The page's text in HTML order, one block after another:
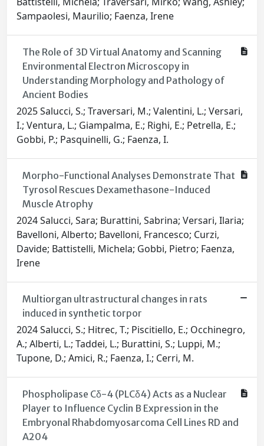
Sampaolesi, Maurilio; Faenza, Irene
The Role of 3D Virtual Anatomy and Scanning
Environmental Electron Microscopy in
Understanding Morphology and Pathology of
Ancient Bodies
2025 Salucci, S.; Traversari, M.; Valentini, L.; Versari,
I.; Ventura, L.; Giampalma, E.; Righi, E.; Petrella, E.;
Gobbi, P.; Pasquinelli, G.; Faenza, I.
Morpho-Functional Analyses Demonstrate That
Tyrosol Rescues Dexamethasone-Induced
Muscle Atrophy
2024 Salucci, Sara; Burattini, Sabrina; Versari, Ilaria;
Bavelloni, Alberto; Bavelloni, Francesco; Curzi,
Davide; Battistelli, Michela; Gobbi, Pietro; Faenza,
Irene
Multiorgan ultrastructural changes in rats
induced in synthetic torpor
2024 Salucci, S.; Hitrec, T.; Piscitiello, E.; Occhinegro,
A.; Alberti, L.; Taddei, L.; Burattini, S.; Luppi, M.;
Tupone, D.; Amici, R.; Faenza, I.; Cerri, M.
Phospholipase Cδ-4 (PLCδ4) Acts as a Nuclear
Player to Influence Cyclin B Expression in the
Embryonal Rhabdomyosarcoma Cell Lines RD and
A204